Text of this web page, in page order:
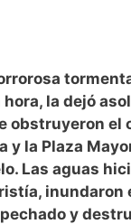
la dejó
obstruyeron el
y la Plaza
Las aguas
inundaron
y